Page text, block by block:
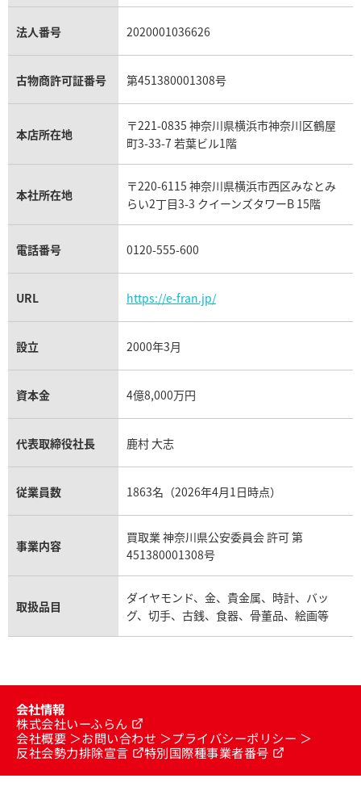
銀・シルバー買取
パラジウム買取
キャッツアイ買取
アクアマリン買取
ヴァシュロン・コンスタンタン買取
オメガ買取
カルティエ買取
フランク ミュラー買取
リシャール・ミル買取
パネライ買取
チューダー（チュードル）買取
セリーヌ買取
プラダ買取
ダミアーニ買取
モーブッサン買取
法人番号 2020001036626
古物商許可証番号 第451380001308号
本店所在地
〒221-0835 神奈川県横浜市神奈川区鶴屋
町3-33-7 若葉ビル1階
本社所在地
〒220-6115 神奈川県横浜市西区みなとみ
らい2丁目3-3 クイーンズタワーB 15階
電話番号 0120-555-600
URL https://e-fran.jp/
設立 2000年3月
資本金 4億8,000万円
代表取締役社長 鹿村 大志
従業員数 1863名（2026年4月1日時点）
事業内容
買取業 神奈川県公安委員会 許可 第
451380001308号
取扱品目
ダイヤモンド、金、貴金属、時計、バッ
グ、切手、古銭、食器、骨董品、絵画等
会社情報
株式会社いーふらん
会社概要
お問い合わせ
プライバシーポリシー
反社会勢力排除宣言
特別国際種事業者番号